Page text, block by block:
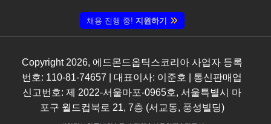
채용 진행 중! 지원하기
Copyright 2026, 에드몬드옵틱스코리아 사업자 등록
번호: 110-81-74657 | 대표이사: 이준호 | 통신판매업
신고번호: 제 2022-서울마포-0965호, 서울특별시 마
포구 월드컵북로 21, 7층 (서교동, 풍성빌딩)